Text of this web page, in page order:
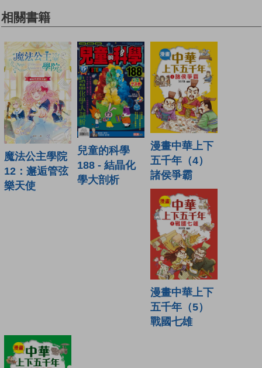
相關書籍
魔法公主學院
12：邂逅管弦
樂天使
兒童的科學
188 - 結晶化
學大剖析
漫畫中華上下
五千年（4）
諸侯爭霸
漫畫中華上下
五千年（5）
戰國七雄